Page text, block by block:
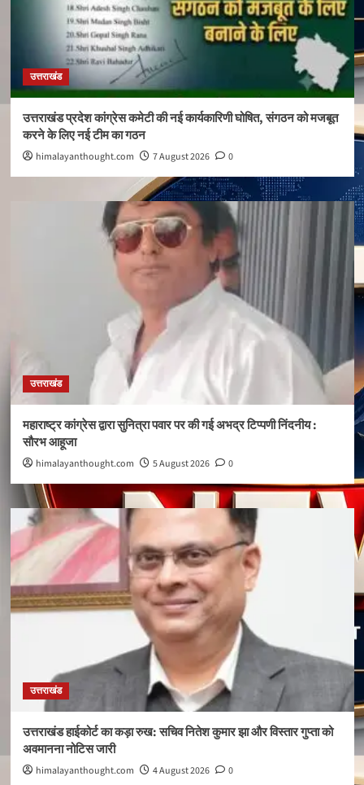
उत्तराखंड
उत्तराखंड प्रदेश कांग्रेस कमेटी की नई कार्यकारिणी घोषित, संगठन को मजबूत
करने के लिए नई टीम का गठन
himalayanthought.com 7 August 2026 0
उत्तराखंड
महाराष्ट्र कांग्रेस द्वारा सुनित्रा पवार पर की गई अभद्र टिप्पणी निंदनीय :
सौरभ आहूजा
himalayanthought.com 5 August 2026 0
उत्तराखंड
उत्तराखंड हाईकोर्ट का कड़ा रुख: सचिव नितेश कुमार झा और विस्तार गुप्ता को
अवमानना नोटिस जारी
himalayanthought.com 4 August 2026 0